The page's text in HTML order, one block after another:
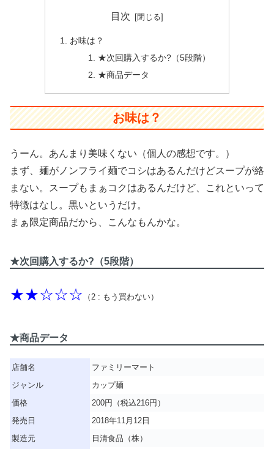
目次
お味は？
★次回購入するか?（5段階）
★商品データ
お味は？
うーん。あんまり美味くない（個人の感想です。）
まず、麺がノンフライ麺でコシはあるんだけどスープが絡
まない。スープもまぁコクはあるんだけど、これといって
特徴はなし。黒いというだけ。
まぁ限定商品だから、こんなもんかな。
★次回購入するか?（5段階）
★★☆☆☆ （2 : もう買わない）
★商品データ
店舗名
ファミリーマート
ジャンル
カップ麺
価格
200円（税込216円）
発売日
2018年11月12日
製造元
日清食品（株）